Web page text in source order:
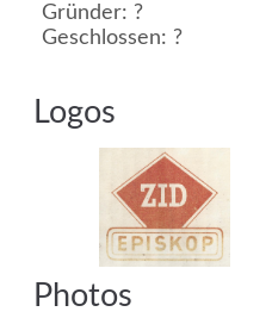
Gründer: ?
Geschlossen: ?
Logos
Photos
Login